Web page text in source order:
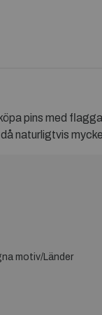
pins med
naturligtvis
motiv/Länder